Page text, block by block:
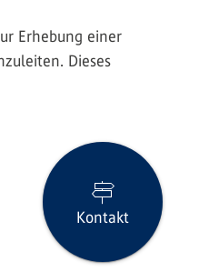
Erhebung einer
Dieses
Kontakt